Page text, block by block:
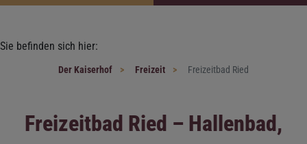
Sie befinden sich hier:
Der Kaiserhof Freizeit Freizeitbad Ried
Freizeitbad Ried – Hallenbad,